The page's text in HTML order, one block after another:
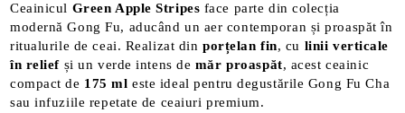
Ceainicul Green Apple Stripes face parte din colecția
modernă Gong Fu, aducând un aer contemporan și proaspăt în
ritualurile de ceai. Realizat dinporțelan fin, cu linii verticale
în relief și un verde intens de măr proaspăt, acest ceainic
compact de 175 ml este ideal pentru degustările Gong Fu Cha
sau infuziile repetate de ceaiuri premium.